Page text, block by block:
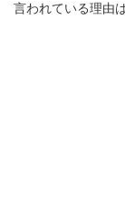
言われている理由